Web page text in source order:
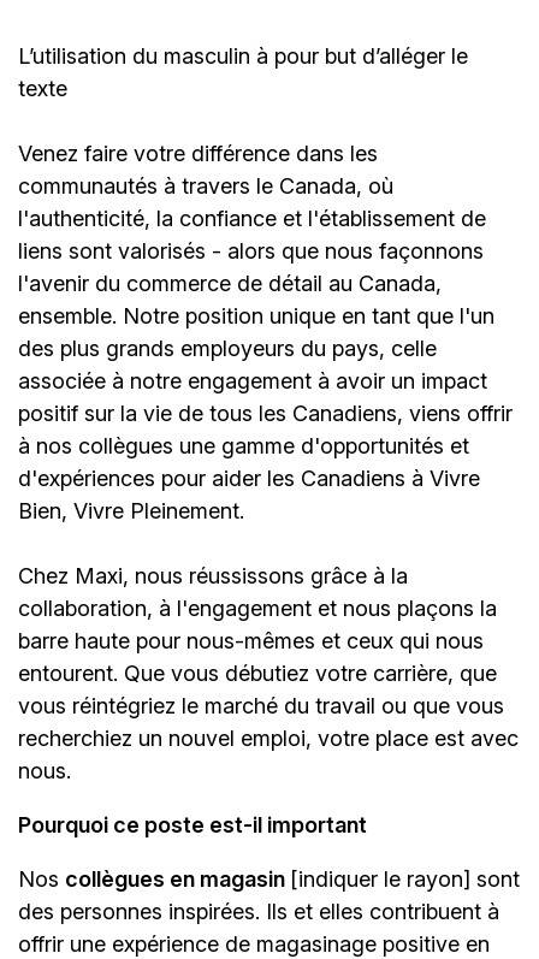
L’utilisation du masculin à pour but d’alléger le
texte
Venez faire votre différence dans les
communautés à travers le Canada, où
l'authenticité, la confiance et l'établissement de
liens sont valorisés - alors que nous façonnons
l'avenir du commerce de détail au Canada,
ensemble. Notre position unique en tant que l'un
des plus grands employeurs du pays, celle
associée à notre engagement à avoir un impact
positif sur la vie de tous les Canadiens, viens offrir
à nos collègues une gamme d'opportunités et
d'expériences pour aider les Canadiens à Vivre
Bien, Vivre Pleinement.
Chez Maxi, nous réussissons grâce à la
collaboration, à l'engagement et nous plaçons la
barre haute pour nous-mêmes et ceux qui nous
entourent. Que vous débutiez votre carrière, que
vous réintégriez le marché du travail ou que vous
recherchiez un nouvel emploi, votre place est avec
nous.
Pourquoi ce poste est-il important
Nos collègues en magasin [indiquer le rayon] sont
des personnes inspirées. Ils et elles contribuent à
offrir une expérience de magasinage positive en